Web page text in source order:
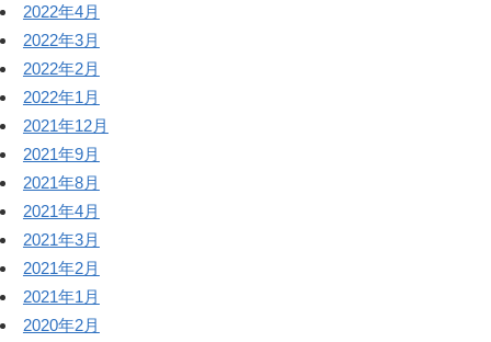
2022年4月
2022年3月
2022年2月
2022年1月
2021年12月
2021年9月
2021年8月
2021年4月
2021年3月
2021年2月
2021年1月
2020年2月